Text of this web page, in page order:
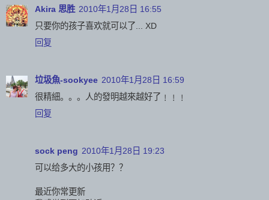
Akira 思胜 2010年1月28日 16:55
只要你的孩子喜欢就可以了... XD
回复
垃圾魚-sookyee 2010年1月28日 16:59
很精細。。。人的發明越來越好了﹗﹗﹗
回复
sock peng 2010年1月28日 19:23
可以给多大的小孩用？？
最近你常更新